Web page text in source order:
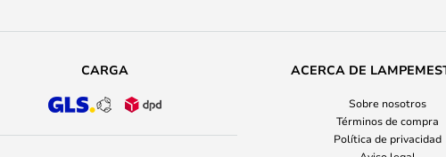
CARGA ACERCA DE
Sobre nosotros
Términos de compra
Política de privacidad